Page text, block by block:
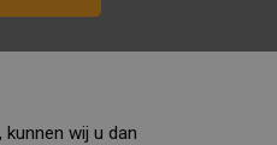
wij u dan